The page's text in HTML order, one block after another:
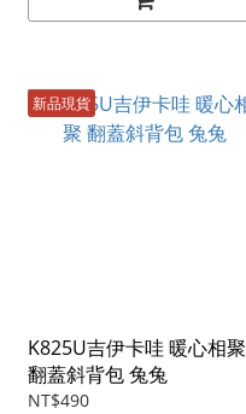
新品現貨
K825U吉伊卡哇 暖心相聚
翻蓋斜背包 兔兔
NT$490